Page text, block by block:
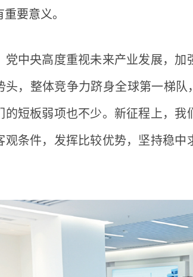
要意义。
央高度重视未来产业发展，加
头，整体竞争力跻身全球第一梯队
的短板弱项也不少。新征程上，
观条件，发挥比较优势，坚持稳